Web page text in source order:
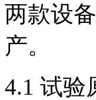
两款设
产。
4.1 试验